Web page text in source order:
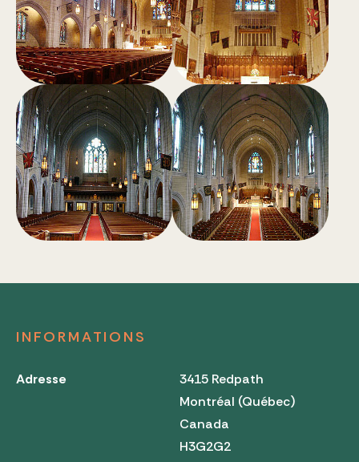
INFORMATIONS
Adresse
3415 Redpath
Montréal (Québec)
Canada
H3G2G2